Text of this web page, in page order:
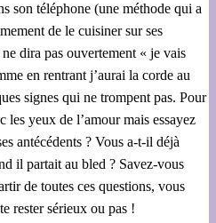
son téléphone (une méthode qui a
de le cuisiner sur ses
dira pas ouvertement « je vais
en rentrant j’aurai la corde au
signes qui ne trompent pas. Pour
les yeux de l’amour mais essayez
antécédents ? Vous a-t-il déjà
il partait au bled ? Savez-vous
de toutes ces questions, vous
rester sérieux ou pas !